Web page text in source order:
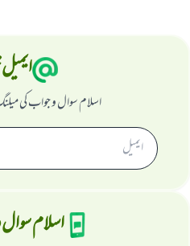
اسلام سوال و جواب کی
اسلام